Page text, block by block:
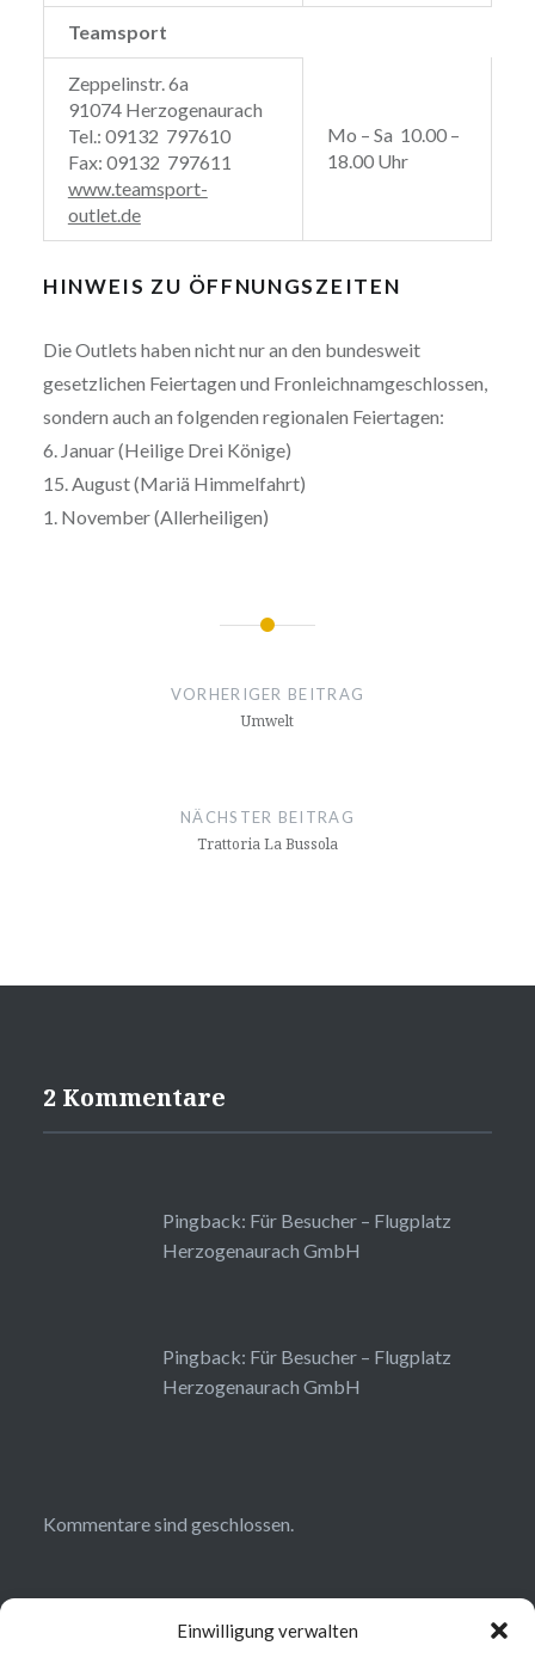
Einwilligung verwalten
Teamsport
Zeppelinstr. 6a
91074 Herzogenaurach
Tel.: 09132 797610
Fax: 09132 797611
www.teamsport-
outlet.de
Mo – Sa 10.00 –
18.00 Uhr
HINWEIS ZU ÖFFNUNGSZEITEN
Die Outlets haben nicht nur an den bundesweit
gesetzlichen Feiertagen und Fronleichnamgeschlossen,
sondern auch an folgenden regionalen Feiertagen:
6. Januar (Heilige Drei Könige)
15. August (Mariä Himmelfahrt)
1. November (Allerheiligen)
Beitragsnavigation
VORHERIGER BEITRAG
Umwelt
NÄCHSTER BEITRAG
Trattoria La Bussola
2 Kommentare
Pingback: Für Besucher – Flugplatz
Herzogenaurach GmbH
Pingback: Für Besucher – Flugplatz
Herzogenaurach GmbH
Kommentare sind geschlossen.